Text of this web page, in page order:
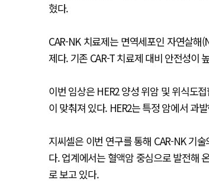
혔다.
CAR-NK 치료제는 면역세포인 자연살
제다. 기존 CAR-T 치료제 대비 안전성이
이번 임상은 HER2 양성 위암 및 위식도
이 맞춰져 있다. HER2는 특정 암에서 과
지씨셀은 이번 연구를 통해 CAR-NK 기
다. 업계에서는 혈액암 중심으로 발전해
로 보고 있다.